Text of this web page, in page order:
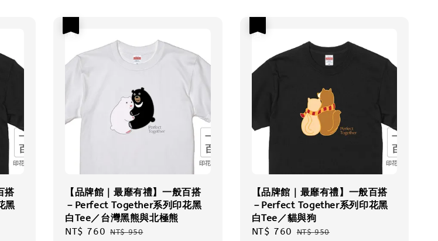
搭
黑
【品牌館｜最靡有禮】一般百搭
－Perfect Together系列印花黑
白Tee／台灣黑熊與北極熊
Sale
NT$ 760 Regular
NT$ 950
【品牌館｜最靡有禮】一般百搭
－Perfect Together系列印花黑
白Tee／貓與狗
Sale
NT$ 760 Regular
NT$ 950